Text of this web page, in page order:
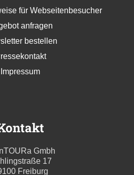
für Webseitenbesucher
anfragen
bestellen
Impressum
Gmbh
17
Freiburg